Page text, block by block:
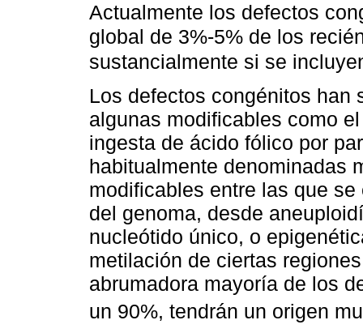
Actualmente los defectos
global de 3%-5% de los
sustancialmente si se
Los defectos congénitos
algunas modificables como
ingesta de ácido fólico por
habitualmente denominadas
modificables entre las que
del genoma, desde
nucleótido único, o
metilación de ciertas
abrumadora mayoría de los
un 90%, tendrán un origen